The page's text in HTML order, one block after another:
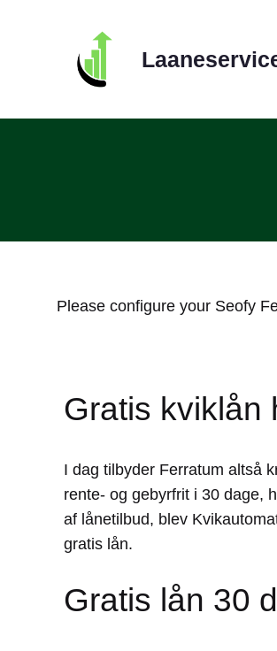
Please configure your Seofy
Gratis kviklån
I dag tilbyder Ferratum altså
rente- og gebyrfrit i 30 dage,
af lånetilbud, blev
gratis lån.
Gratis lån 30